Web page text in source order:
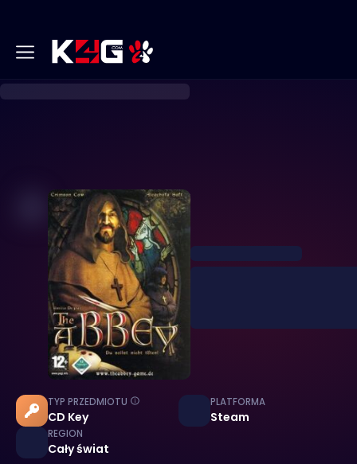
TYP PRZEDMIOTU
CD Key
PLATFORMA
Steam
REGION
Cały świat